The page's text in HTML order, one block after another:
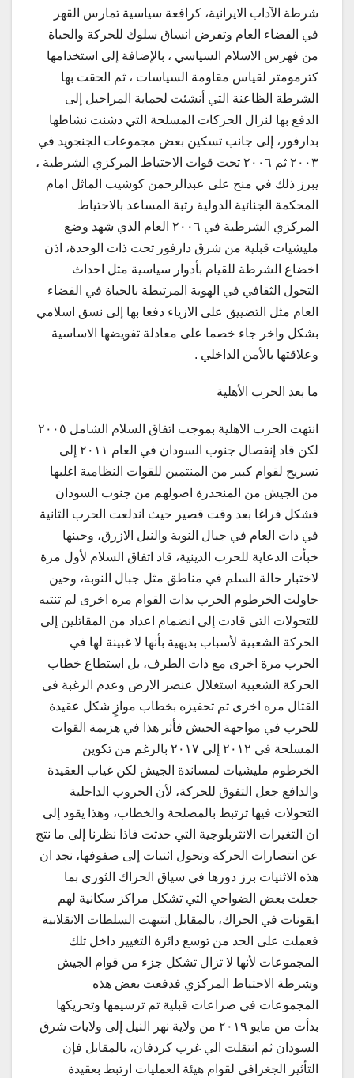
شرطة الآداب الايرانية، كرافعة سياسية تمارس القهر
في الفضاء العام وتفرض انساق سلوك للحركة والحياة
من فهرس الاسلام السياسي ، بالإضافة إلى استخدامها
كترمومتر لقياس مقاومة السياسات ، ثم الحقت بها
الشرطة الظاعنة التي أنشئت لحماية المراحيل إلى
الدفع بها لنزال الحركات المسلحة التي دشنت نشاطها
بدارفور، إلى جانب تسكين بعض مجموعات الجنجويد في
٢٠٠٣ ثم ٢٠٠٦ تحت قوات الاحتياط المركزي الشرطية ،
يبرز ذلك في منح على عبدالرحمن كوشيب الماثل امام
المحكمة الجنائية الدولية رتبة المساعد بالاحتياط
المركزي الشرطية في ٢٠٠٦ العام الذي شهد وضع
مليشيات قبلية من شرق دارفور تحت ذات الوحدة، اذن
اخضاع الشرطة للقيام بأدوار سياسية مثل احداث
التحول الثقافي في الهوية المرتبطة بالحياة في الفضاء
العام مثل التضييق على الازياء دفعا بها إلى نسق اسلامي
بشكل واخر جاء خصما على معادلة تفويضها الاساسية
وعلاقتها بالأمن الداخلي .
ما بعد الحرب الأهلية
انتهت الحرب الاهلية بموجب اتفاق السلام الشامل ٢٠٠٥
لكن قاد إنفصال جنوب السودان في العام ٢٠١١ إلى
تسريح لقوام كبير من المنتمين للقوات النظامية اغلبها
من الجيش من المنحدرة اصولهم من جنوب السودان
فشكل فراغا بعد وقت قصير حيث اندلعت الحرب الثانية
في ذات العام في جبال النوبة والنيل الازرق، وحينها
خبأت الدعاية للحرب الدينية، قاد اتفاق السلام لأول مرة
لاختبار حالة السلم في مناطق مثل جبال النوبة، وحين
حاولت الخرطوم الحرب بذات القوام مره اخرى لم تنتبه
للتحولات التي قادت إلى انضمام اعداد من المقاتلين إلى
الحركة الشعبية لأسباب بديهية بأنها لا غبينة لها في
الحرب مرة اخرى مع ذات الطرف، بل استطاع خطاب
الحركة الشعبية استغلال عنصر الارض وعدم الرغبة في
القتال مره اخرى تم تحفيزه بخطاب موازٍ شكل عقيدة
للحرب في مواجهة الجيش فأثر هذا في هزيمة القوات
المسلحة في ٢٠١٢ إلى ٢٠١٧ بالرغم من تكوين
الخرطوم مليشيات لمساندة الجيش لكن غياب العقيدة
والدافع جعل التفوق للحركة، لأن الحروب الداخلية
التحولات فيها ترتبط بالمصلحة والخطاب، وهذا يقود إلى
ان التغيرات الانثربلوجية التي حدثت فاذا نظرنا إلى ما نتج
عن انتصارات الحركة وتحول اثنيات إلى صفوفها، نجد ان
هذه الاثنيات برز دورها في سياق الحراك الثوري بما
جعلت بعض الضواحي التي تشكل مراكز سكانية لهم
ايقونات في الحراك، بالمقابل انتبهت السلطات الانقلابية
فعملت على الحد من توسع دائرة التغيير داخل تلك
المجموعات لأنها لا تزال تشكل جزء من قوام الجيش
وشرطة الاحتياط المركزي فدفعت بعض هذه
المجموعات في صراعات قبلية تم ترسيمها وتحريكها
بدأت من مايو ٢٠١٩ من ولاية نهر النيل إلى ولايات شرق
السودان ثم انتقلت الي غرب كردفان، بالمقابل فإن
التأثير الجغرافي لقوام هيئة العمليات ارتبط بعقيدة